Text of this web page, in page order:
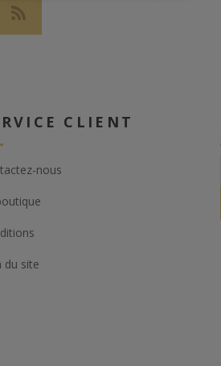
CLIENT
nous
du site